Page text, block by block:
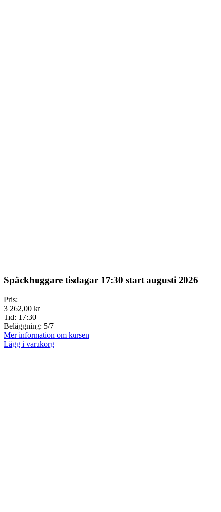
Späckhuggare tisdagar 17:30 start augusti 2026
Pris:
3 262,00 kr
Tid: 17:30
Beläggning: 5/7
Mer information om kursen
Lägg i varukorg